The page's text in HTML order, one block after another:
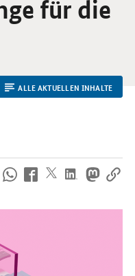
für die
ALLE AKTUELLEN INHALTE